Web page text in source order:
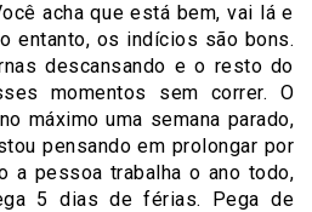
acha que está bem, vai lá e
entanto, os indícios são bons.
descansando e o resto do
momentos sem correr. O
máximo uma semana parado,
pensando em prolongar por
a pessoa trabalha o ano todo,
5 dias de férias. Pega de